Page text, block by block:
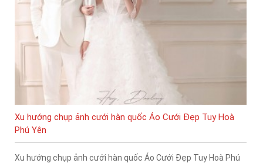
Xu hướng chụp ảnh cưới hàn quốc Áo Cưới Đẹp Tuy Hoà
Phú Yên
Xu hướng chụp ảnh cưới hàn quốc Áo Cưới Đẹp Tuy Hoà Phú